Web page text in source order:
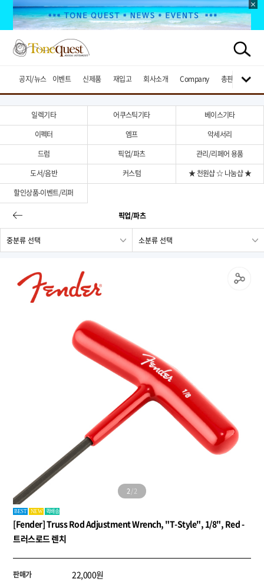
공지/뉴스 이벤트 신제품 재입고 회사소개 Company 총판브랜드
일렉기타 어쿠스틱기타
베이스기타
이펙터
엠프
악세서리
드럼
픽업/파츠
관리/리페어 용품
도서/음반
커스텀
★ 천원샵 ☆ 나눔샵 ★
할인상품-이벤트/리퍼
픽업/파츠
2/2
BEST NEW 퀵배송
[Fender] Truss Rod Adjustment Wrench, "T-Style", 1/8", Red -
트러스로드 렌치
판매가 22,000원